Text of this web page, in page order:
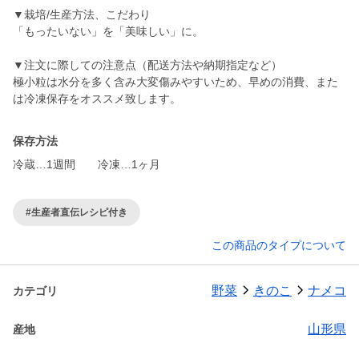
▼栽培/生産方法、こだわり
「もったいない」を「美味しい」に。
▼注文に際しての注意点（配送方法や納期指定など）
極小粒は水分を多く含み大変傷みやすいため、早めの消費、また
は冷凍保存をオススメ致します。
保存方法
冷蔵…1週間 冷凍…1ヶ月
#生産者直伝レシピ付き
この商品のタイプについて
カテゴリ 野菜 きのこ ナメコ
産地 山形県